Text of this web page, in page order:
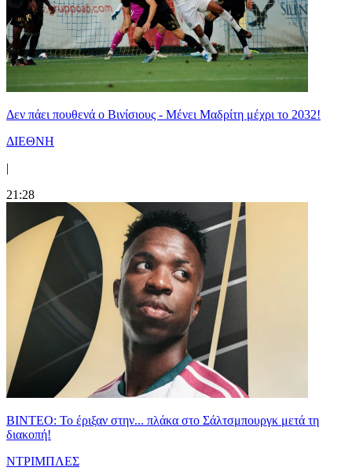
Δεν πάει πουθενά ο Βινίσιους - Μένει Μαδρίτη μέχρι το 2032!
ΔΙΕΘΝΗ
|
21:28
ΒΙΝΤΕΟ: Το έριξαν στην... πλάκα στο Σάλτσμπουργκ μετά τη
διακοπή!
ΝΤΡΙΜΠΛΕΣ